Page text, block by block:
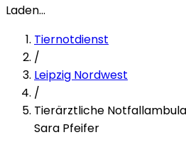
Laden...
Tiernotdienst
/
Leipzig Nordwest
/
Tierärztliche
Sara Pfeifer